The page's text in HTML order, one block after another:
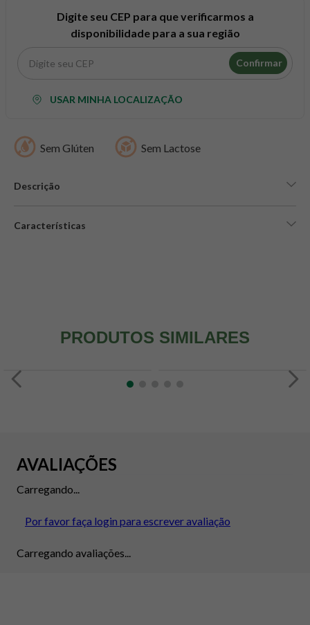
Digite seu CEP para que verificarmos a
disponibilidade para a sua região
Confirmar
USAR MINHA LOCALIZAÇÃO
Sem Glúten Sem Lactose
Descrição
Características
PRODUTOS SIMILARES
AVALIAÇÕES
Carregando...
Por favor faça login para escrever avaliação
Carregando avaliações...
psyllium